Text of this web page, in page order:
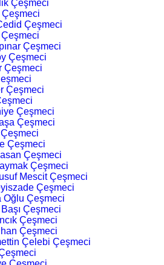
Çeşmeci
Çeşmeci
Çeşmeci
Çeşmeci
Çeşmeci
Çeşmeci
Çeşmeci
Çeşmeci
Çeşmeci
Çeşmeci
Çeşmeci
Mescit Çeşmeci
Çeşmeci
Oğlu Çeşmeci
Çeşmeci
Çeşmeci
Çeşmeci
Çelebi Çeşmeci